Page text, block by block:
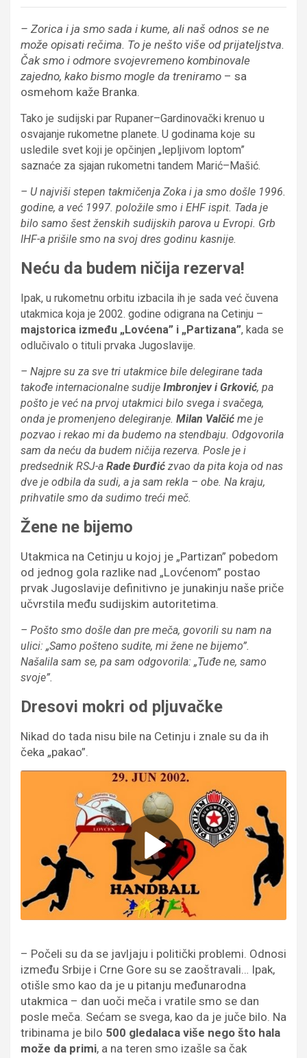
– Zorica i ja smo sada i kume, ali naš odnos se ne
može opisati rečima. To je nešto više od prijateljstva.
Čak smo i odmore svojevremeno kombinovale
zajedno, kako bismo mogle da treniramo – sa
osmehom kaže Branka.
Tako je sudijski par Rupaner–Gardinovački krenuo u
osvajanje rukometne planete. U godinama koje su
usledile svet koji je opčinjen „lepljivom loptom”
saznaće za sjajan rukometni tandem Marić–Mašić.
– U najviši stepen takmičenja Zoka i ja smo došle 1996.
godine, a već 1997. položile smo i EHF ispit. Tada je
bilo samo šest ženskih sudijskih parova u Evropi. Grb
IHF-a prišile smo na svoj dres godinu kasnije.
Neću da budem ničija rezerva!
Ipak, u rukometnu orbitu izbacila ih je sada već čuvena
utakmica koja je 2002. godine odigrana na Cetinju –
majstorica između „Lovćena” i „Partizana”, kada se
odlučivalo o tituli prvaka Jugoslavije.
– Najpre su za sve tri utakmice bile delegirane tada
takođe internacionalne sudije Imbronjev i Grković, pa
pošto je već na prvoj utakmici bilo svega i svačega,
onda je promenjeno delegiranje. Milan Valčić me je
pozvao i rekao mi da budemo na stendbaju. Odgovorila
sam da neću da budem ničija rezerva. Posle je i
predsednik RSJ-a Rade Đurđić zvao da pita koja od nas
dve je odbila da sudi, a ja sam rekla – obe. Na kraju,
prihvatile smo da sudimo treći meč.
Žene ne bijemo
Utakmica na Cetinju u kojoj je „Partizan” pobedom
od jednog gola razlike nad „Lovćenom” postao
prvak Jugoslavije definitivno je junakinju naše priče
učvrstila među sudijskim autoritetima.
– Pošto smo došle dan pre meča, govorili su nam na
ulici: „Samo pošteno sudite, mi žene ne bijemo”.
Našalila sam se, pa sam odgovorila: „Tuđe ne, samo
svoje”.
Dresovi mokri od pljuvačke
Nikad do tada nisu bile na Cetinju i znale su da ih
čeka „pakao”.
– Počeli su da se javljaju i politički problemi. Odnosi
između Srbije i Crne Gore su se zaoštravali… Ipak,
otišle smo kao da je u pitanju međunarodna
utakmica – dan uoči meča i vratile smo se dan
posle meča. Sećam se svega, kao da je juče bilo. Na
tribinama je bilo 500 gledalaca više nego što hala
može da primi, a na teren smo izašle sa čak